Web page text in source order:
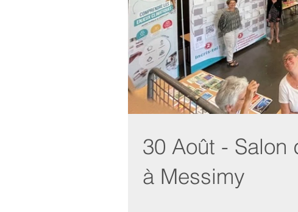
30 Août - Salon
à Messimy